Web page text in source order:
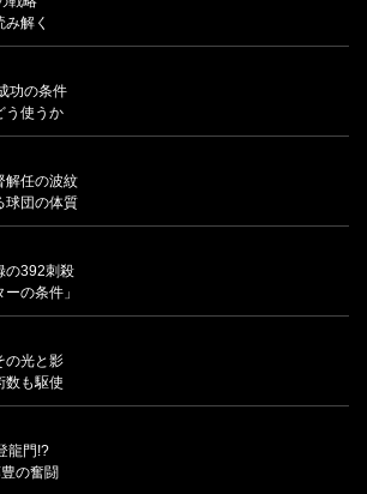
解く
功の条件
う使うか
解任の波紋
球団の体質
の392刺殺
の条件」
の光と影
数も駆使
龍門!?
の奮闘